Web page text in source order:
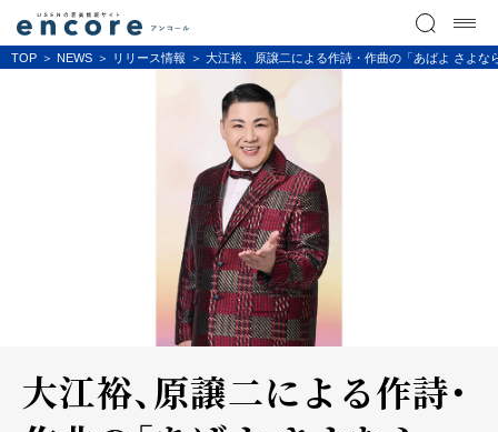
TOP NEWS リリース情報 大江裕、原譲二による作詩・作曲の「あばよ さよな
大江裕、原譲二による作詩・